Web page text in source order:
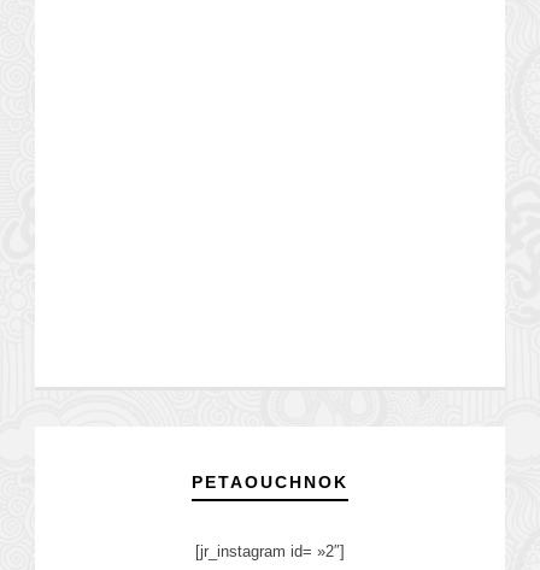
PETAOUCHNOK
[jr_instagram id= »2″]